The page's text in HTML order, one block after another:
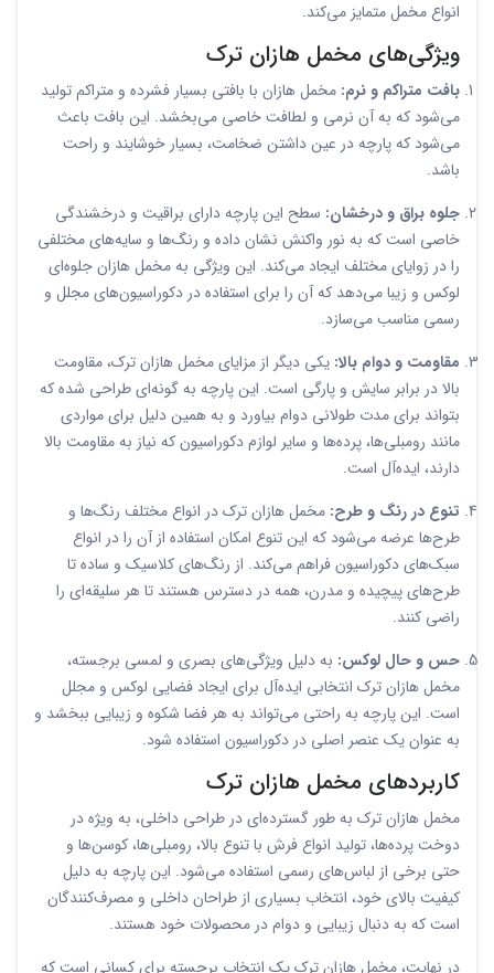
انواع مخمل متمایز می‌کند.
ویژگی‌های مخمل هازان ترک
بافت متراکم و نرم: مخمل هازان با بافتی بسیار فشرده و متراکم تولید
می‌شود که به آن نرمی و لطافت خاصی می‌بخشد. این بافت باعث
می‌شود که پارچه در عین داشتن ضخامت، بسیار خوشایند و راحت
باشد.
جلوه براق و درخشان: سطح این پارچه دارای براقیت و درخشندگی
خاصی است که به نور واکنش نشان داده و رنگ‌ها و سایه‌های مختلفی
را در زوایای مختلف ایجاد می‌کند. این ویژگی به مخمل هازان جلوه‌ای
لوکس و زیبا می‌دهد که آن را برای استفاده در دکوراسیون‌های مجلل و
رسمی مناسب می‌سازد.
مقاومت و دوام بالا: یکی دیگر از مزایای مخمل هازان ترک، مقاومت
بالا در برابر سایش و پارگی است. این پارچه به گونه‌ای طراحی شده که
بتواند برای مدت طولانی دوام بیاورد و به همین دلیل برای مواردی
مانند رومبلی‌ها، پرده‌ها و سایر لوازم دکوراسیون که نیاز به مقاومت بالا
دارند، ایده‌آل است.
تنوع در رنگ و طرح: مخمل هازان ترک در انواع مختلف رنگ‌ها و
طرح‌ها عرضه می‌شود که این تنوع امکان استفاده از آن را در انواع
سبک‌های دکوراسیون فراهم می‌کند. از رنگ‌های کلاسیک و ساده تا
طرح‌های پیچیده و مدرن، همه در دسترس هستند تا هر سلیقه‌ای را
راضی کنند.
حس و حال لوکس: به دلیل ویژگی‌های بصری و لمسی برجسته،
مخمل هازان ترک انتخابی ایده‌آل برای ایجاد فضایی لوکس و مجلل
است. این پارچه به راحتی می‌تواند به هر فضا شکوه و زیبایی ببخشد و
به عنوان یک عنصر اصلی در دکوراسیون استفاده شود.
کاربردهای مخمل هازان ترک
مخمل هازان ترک به طور گسترده‌ای در طراحی داخلی، به ویژه در
دوخت پرده‌ها، تولید انواع فرش با تنوع بالا، رومبلی‌ها، کوسن‌ها و
حتی برخی از لباس‌های رسمی استفاده می‌شود. این پارچه به دلیل
کیفیت بالای خود، انتخاب بسیاری از طراحان داخلی و مصرف‌کنندگان
است که به دنبال زیبایی و دوام در محصولات خود هستند.
در نهایت، مخمل هازان ترک یک انتخاب برجسته برای کسانی است که